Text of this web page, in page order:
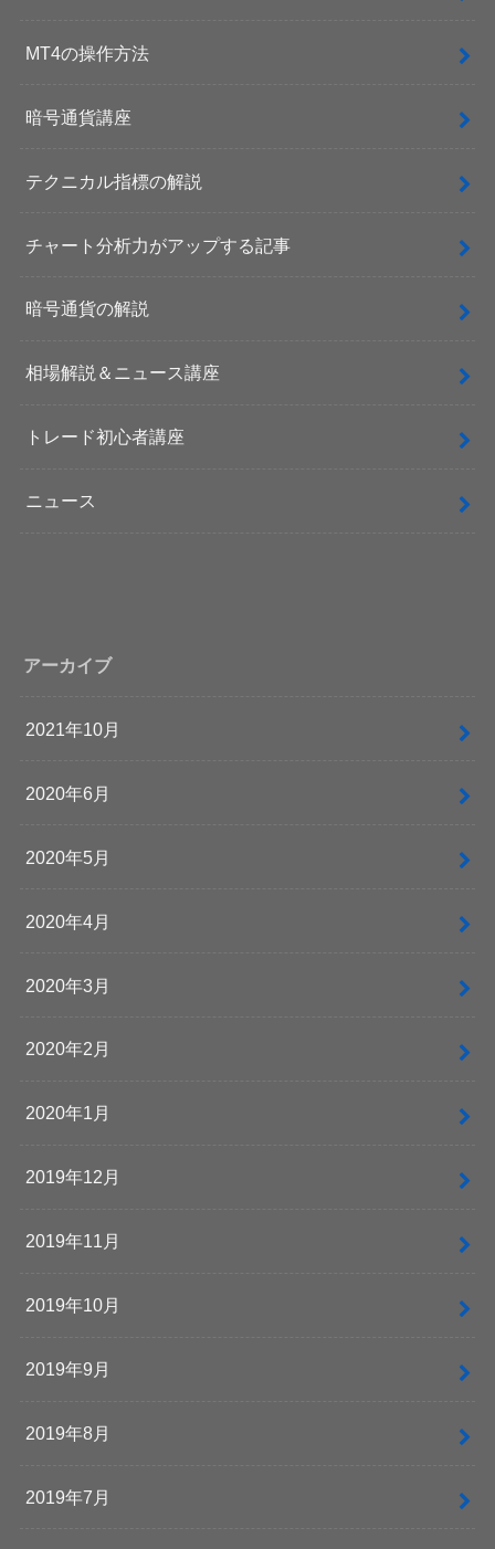
MT4の操作方法
暗号通貨講座
テクニカル指標の解説
チャート分析力がアップする記事
暗号通貨の解説
相場解説＆ニュース講座
トレード初心者講座
ニュース
アーカイブ
2021年10月
2020年6月
2020年5月
2020年4月
2020年3月
2020年2月
2020年1月
2019年12月
2019年11月
2019年10月
2019年9月
2019年8月
2019年7月